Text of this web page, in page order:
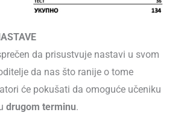
da prisustvuje nastavi u svom
da nas što ranije o tome
će pokušati da omoguće učeniku
drugom terminu.